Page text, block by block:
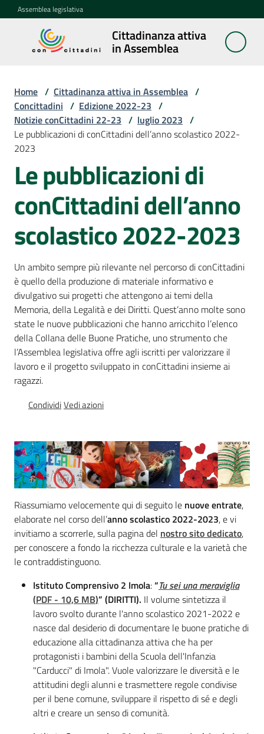
Vai al contenuto
Vai alla navigazione
Vai al footer
Assemblea legislativa
Cittadinanza attiva
in Assemblea
Cittadinanza
attiva in
Concittadini
Menu selezionato
Porte
aperte
in
Assemblea
itineranti
Percorsi
sulla
memoria
Seguici
su
Assemblea
legislativa
Assemblea
Attività
Argomenti
Per i media
Per i cittadini
Home / Cittadinanza attiva in Assemblea /
Concittadini / Edizione 2022-23 /
Notizie conCittadini 22-23 / luglio 2023 /
Le pubblicazioni di conCittadini dell’anno scolastico 2022-
2023
Le pubblicazioni di
conCittadini dell’anno
scolastico 2022-2023
Un ambito sempre più rilevante nel percorso di conCittadini
è quello della produzione di materiale informativo e
divulgativo sui progetti che attengono ai temi della
Memoria, della Legalità e dei Diritti. Quest’anno molte sono
state le nuove pubblicazioni che hanno arricchito l’elenco
della Collana delle Buone Pratiche, uno strumento che
l’Assemblea legislativa offre agli iscritti per valorizzare il
lavoro e il progetto sviluppato in conCittadini insieme ai
ragazzi.
CondividiVedi azioni
Riassumiamo velocemente qui di seguito le nuove entrate,
elaborate nel corso dell’anno scolastico 2022-2023, e vi
invitiamo a scorrerle, sulla pagina del nostro sito dedicato,
per conoscere a fondo la ricchezza culturale e la varietà che
le contraddistinguono.
Istituto Comprensivo 2 Imola:“Tu sei una meraviglia
(PDF - 10,6 MB)” (DIRITTI). Il volume sintetizza il
lavoro svolto durante l'anno scolastico 2021-2022 e
nasce dal desiderio di documentare le buone pratiche di
educazione alla cittadinanza attiva che ha per
protagonisti i bambini della Scuola dell'Infanzia
"Carducci" di Imola". Vuole valorizzare le diversità e le
attitudini degli alunni e trasmettere regole condivise
per il bene comune, sviluppare il rispetto di sé e degli
altri e creare un senso di comunità.